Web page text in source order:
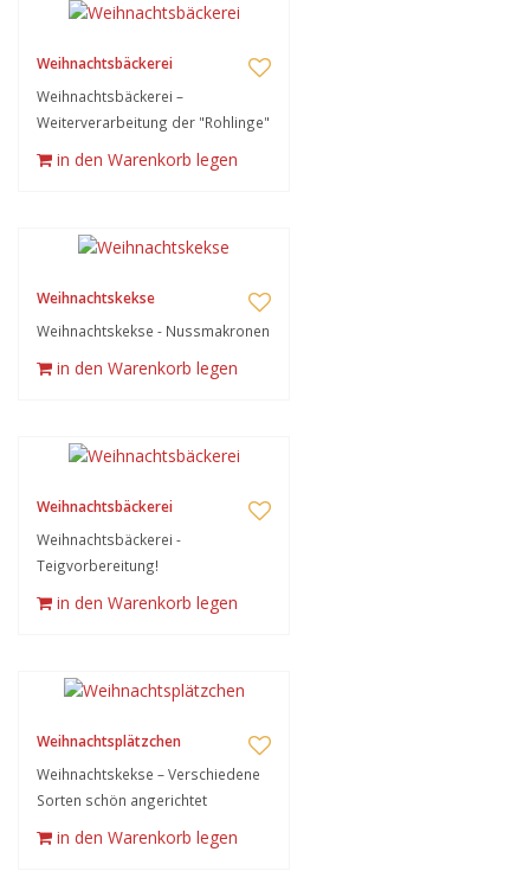
Weihnachtsbäckerei
Weihnachtsbäckerei –
Weiterverarbeitung der "Rohlinge"
in den Warenkorb legen
Weihnachtskekse
Weihnachtskekse - Nussmakronen
in den Warenkorb legen
Weihnachtsbäckerei
Weihnachtsbäckerei -
Teigvorbereitung!
in den Warenkorb legen
Weihnachtsplätzchen
Weihnachtskekse – Verschiedene
Sorten schön angerichtet
in den Warenkorb legen